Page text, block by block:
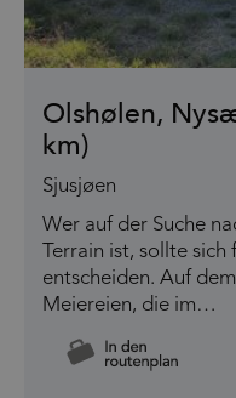
Olshølen,
km)
Sjusjøen
Wer auf der Suche
Terrain ist, sollte
entscheiden. Auf
Meiereien, die im…